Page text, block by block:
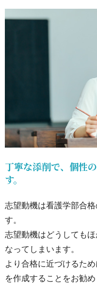
丁寧な添削で、個性
す。
志望動機は看護学部合
す。
志望動機はどうしても
なってしまいます。
より合格に近づけるた
を作成することをお勧め